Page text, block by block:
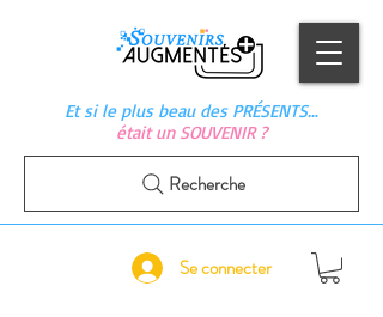
Et si le plus beau des PRÉSENTS…
était un SOUVENIR ?
Se connecter
Recherche